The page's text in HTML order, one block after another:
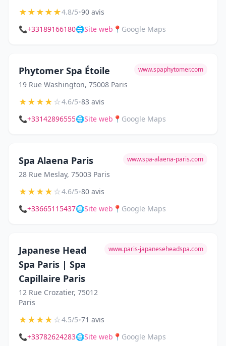
★★★★★4.8/5•90 avis
📞+33189166180🌐Site web 📍 Google Maps
Phytomer Spa Étoile
19 Rue Washington, 75008 Paris
www.spaphytomer.com
★★★★☆4.6/5•83 avis
📞+33142896555🌐Site web 📍 Google Maps
Spa Alaena Paris
28 Rue Meslay, 75003 Paris
www.spa-alaena-paris.com
★★★★☆4.6/5•80 avis
📞+33665115437🌐Site web 📍 Google Maps
Japanese Head
Spa Paris | Spa
Capillaire Paris
12 Rue Crozatier, 75012
Paris
www.paris-japaneseheadspa.com
★★★★☆4.5/5•71 avis
📞+33782624283🌐Site web 📍 Google Maps